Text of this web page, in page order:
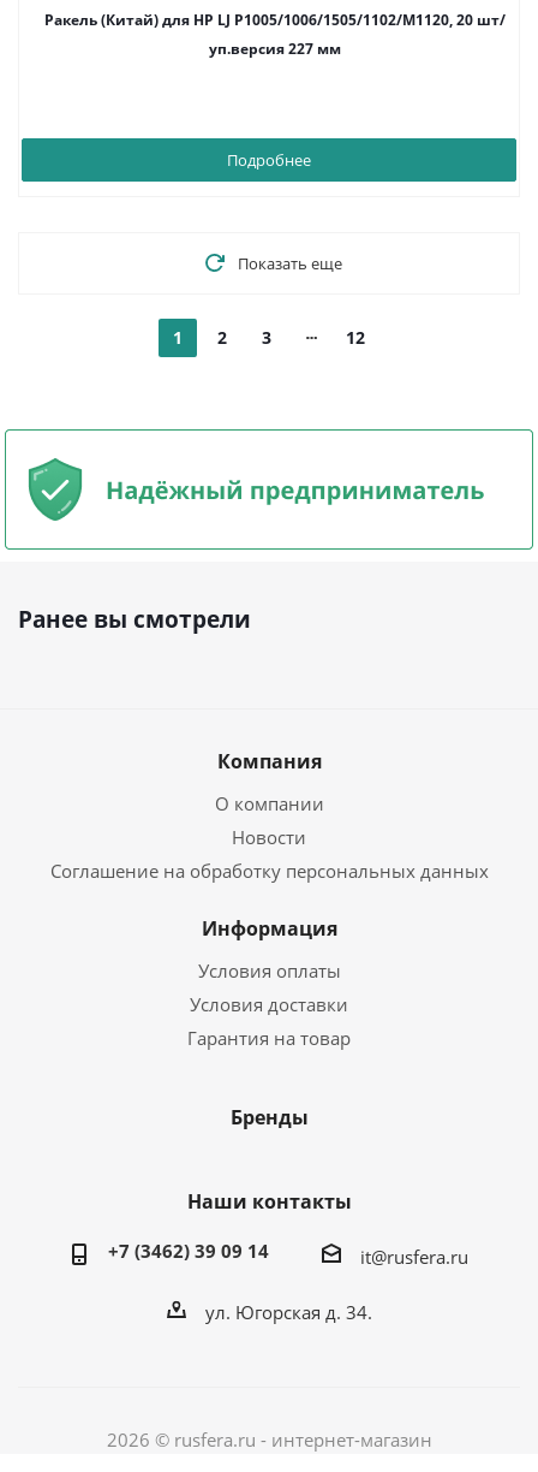
Ракель (Китай) для HP LJ P1005/1006/1505/1102/M1120, 20 шт/
уп.версия 227 мм
Подробнее
Показать еще
1 2 3 12
Ранее вы смотрели
Компания
О компании
Новости
Соглашение на обработку персональных данных
Информация
Условия оплаты
Условия доставки
Гарантия на товар
Бренды
Наши контакты
+7 (3462) 39 09 14 it@rusfera.ru
ул. Югорская д. 34.
2026 © rusfera.ru - интернет-магазин